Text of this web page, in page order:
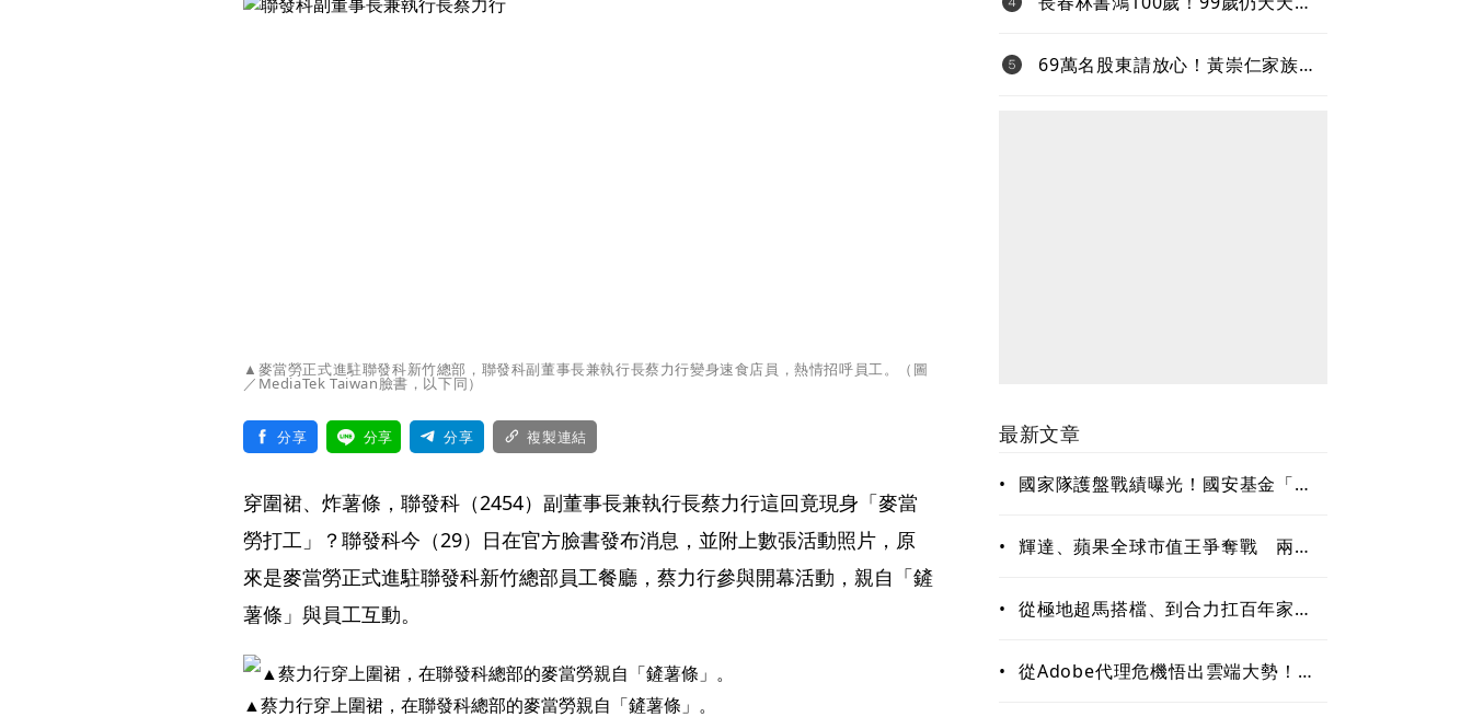
▲麥當勞正式進駐聯發科新竹總部，聯發科副董事長兼執行長蔡力行變身速食店員，熱情招呼員工。（圖
／MediaTek Taiwan臉書，以下同）
分享 分享 分享 複製連結
穿圍裙、炸薯條，聯發科（2454）副董事長兼執行長蔡力行這回竟現身「麥當
勞打工」？聯發科今（29）日在官方臉書發布消息，並附上數張活動照片，原
來是麥當勞正式進駐聯發科新竹總部員工餐廳，蔡力行參與開幕活動，親自「鏟
薯條」與員工互動。
▲蔡力行穿上圍裙，在聯發科總部的麥當勞親自「鏟薯條」。
器
生」自律人生曝光
69萬名股東請放心！黃崇仁家族全
最新文章
•
國家隊護盤戰績曝光！國安基金「僅
狂賺76億
• 輝達、蘋果全球市值王爭奪戰 兩種
• 從極地超馬搭檔、到合力扛百年家
二成長曲線！一窺合隆毛廠接班學
• 從Adobe代理危機悟出雲端大勢！上